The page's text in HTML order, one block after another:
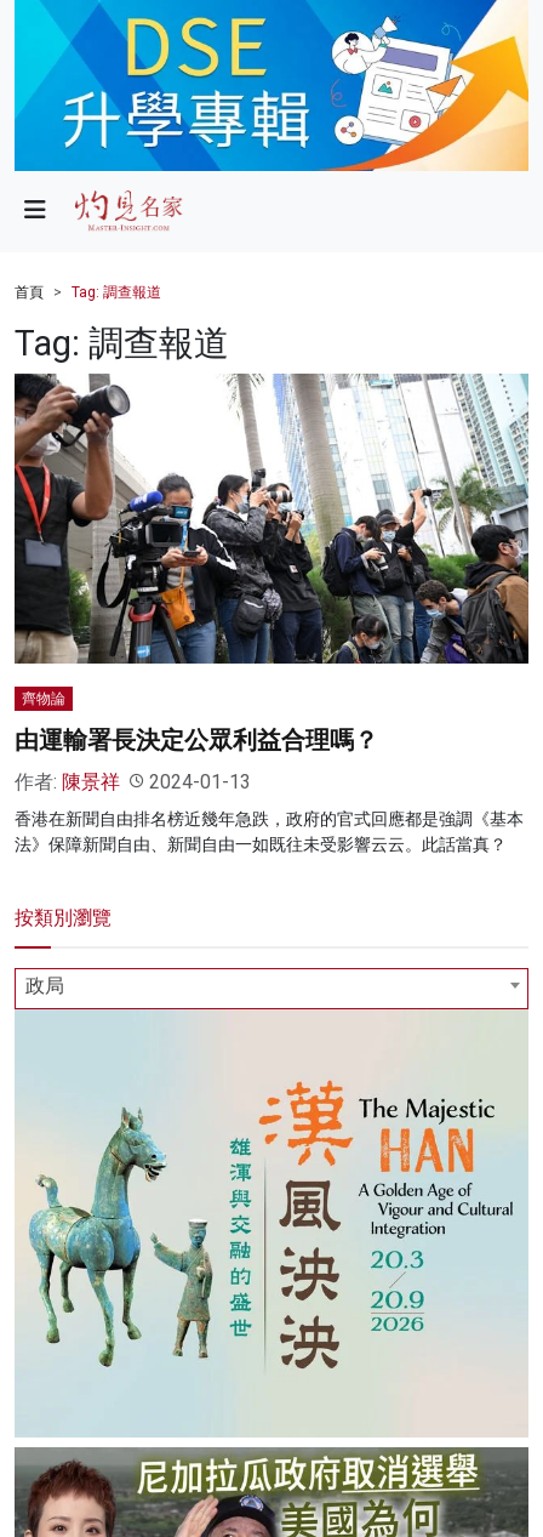
政局
財經
健康
商業
科技
影片
名家榜
灼見活動
首頁 Tag: 調查報道
Tag: 調查報道
齊物論
由運輸署長決定公眾利益合理嗎？
作者: 陳景祥 2024-01-13
香港在新聞自由排名榜近幾年急跌，政府的官式回應都是強調《基本
法》保障新聞自由、新聞自由一如既往未受影響云云。此話當真？
按類別瀏覽
政局